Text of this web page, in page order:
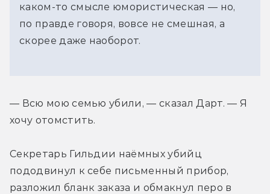
каком-то смысле юмористическая — но,
по правде говоря, вовсе не смешная, а
скорее даже наоборот.
— Всю мою семью убили, — сказал Дарт. — Я
хочу отомстить.
Секретарь Гильдии наёмных убийц
пододвинул к себе письменный прибор,
разложил бланк заказа и обмакнул перо в